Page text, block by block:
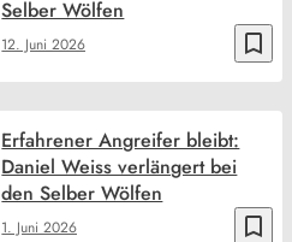
bookmark_border
12. Juni 2026
Selber Wölfen
bookmark_border
1. Juni 2026
Erfahrener Angreifer bleibt:
Daniel Weiss verlängert bei
den Selber Wölfen